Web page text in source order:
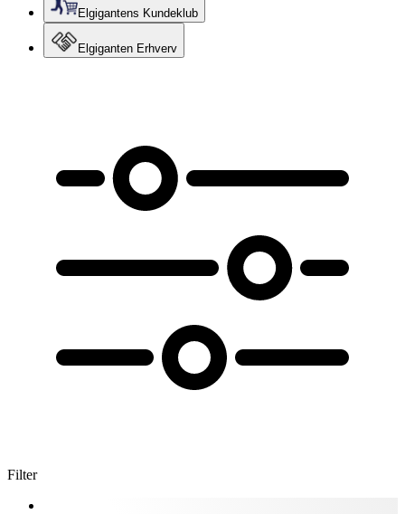
Elgigantens Kundeklub
Elgiganten Erhverv
Filter